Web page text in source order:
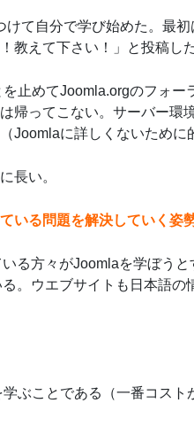
て自分で学び始めた。最
教えて下さい！」と投稿し
止めてJoomla.orgのフォ
帰ってこない。サーバー環
Joomlaに詳しくないために
長い。
いる問題を解決していく姿
る方々がJoomlaを学ぼう
。ウエブサイトも日本語
ぶことである（一番コス